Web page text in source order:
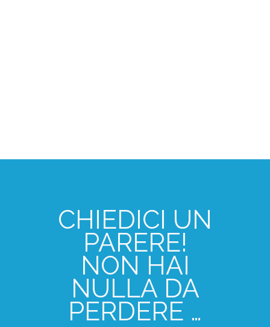
CHIEDICI UN
PARERE!
NON HAI
NULLA DA
PERDERE …